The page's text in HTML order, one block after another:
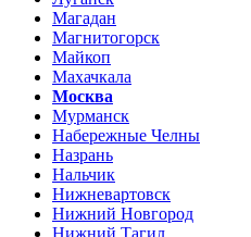
Магадан
Магнитогорск
Майкоп
Махачкала
Москва
Мурманск
Набережные Челны
Назрань
Нальчик
Нижневартовск
Нижний Новгород